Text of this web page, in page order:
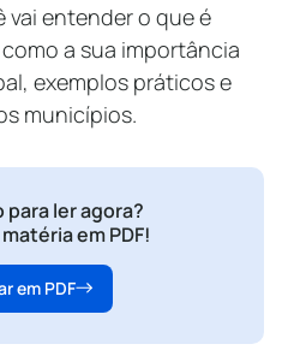
entender o que é
a sua importância
exemplos práticos e
municípios.
para ler agora?
em PDF!
em PDF